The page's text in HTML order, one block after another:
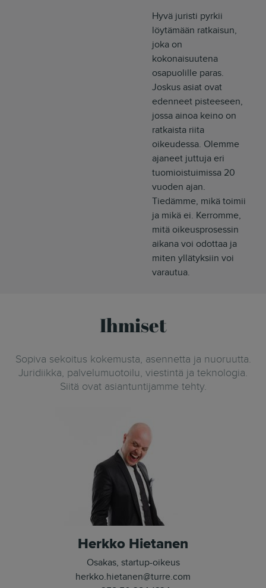
Hyvä juristi pyrkii
löytämään ratkaisun,
joka on
kokonaisuutena
osapuolille paras.
Joskus asiat ovat
edenneet pisteeseen,
jossa ainoa keino on
ratkaista riita
oikeudessa. Olemme
ajaneet juttuja eri
tuomioistuimissa 20
vuoden ajan.
Tiedämme, mikä toimii
ja mikä ei. Kerromme,
mitä oikeusprosessin
aikana voi odottaa ja
miten yllätyksiin voi
varautua.
Ihmiset
Sopiva sekoitus kokemusta, asennetta ja nuoruutta.
Juridiikka, palvelumuotoilu, viestintä ja teknologia.
Siitä ovat asiantuntijamme tehty.
Herkko Hietanen
Osakas, startup-oikeus
herkko.hietanen@turre.com